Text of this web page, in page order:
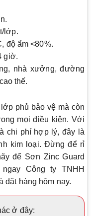
lớp.
độ ẩm <80%.
giờ.
nhà xưởng, đường
thế.
phủ bảo vệ mà còn
mọi điều kiện. Với
chi phí hợp lý, đây là
kim loại. Đừng để rỉ
để Sơn Zinc Guard
Công ty TNHH
đặt hàng hôm nay.
ở đây: